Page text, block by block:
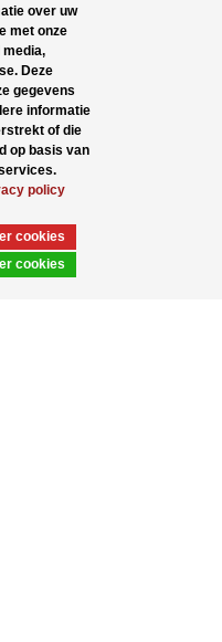
500 ml fles Basic
Round HDPE wit
over uw
met onze
Deze
gegevens
informatie
of die
op basis van
policy
cookies
cookies